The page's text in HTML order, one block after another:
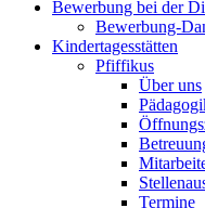
Bewerbung bei der
Bewerbung-
Kindertagesstätten
Pfiffikus
Über uns
Termine